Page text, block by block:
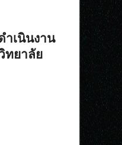
ำเนินงาน
ทยาลัย